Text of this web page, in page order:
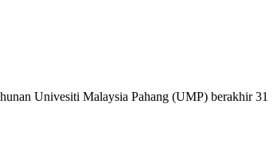
Univesiti Malaysia Pahang (UMP) berakhir 31